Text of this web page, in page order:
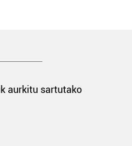
aurkitu sartutako